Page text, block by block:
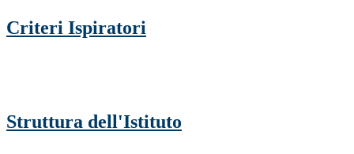
Criteri Ispiratori
Struttura dell'Istituto